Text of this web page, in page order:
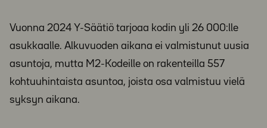
Vuonna 2024 Y-Säätiö tarjoaa kodin yli 26 000:lle
asukkaalle. Alkuvuoden aikana ei valmistunut uusia
asuntoja, mutta M2-Kodeille on rakenteilla 557
kohtuuhintaista asuntoa, joista osa valmistuu vielä
syksyn aikana.